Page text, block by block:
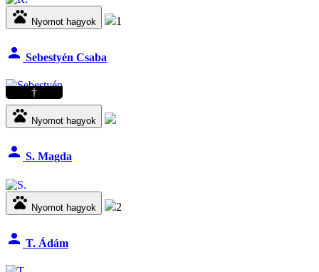
pets Nyomot hagyok 1
person Sebestyén Csaba
†
pets Nyomot hagyok
person S. Magda
pets Nyomot hagyok 2
person T. Ádám